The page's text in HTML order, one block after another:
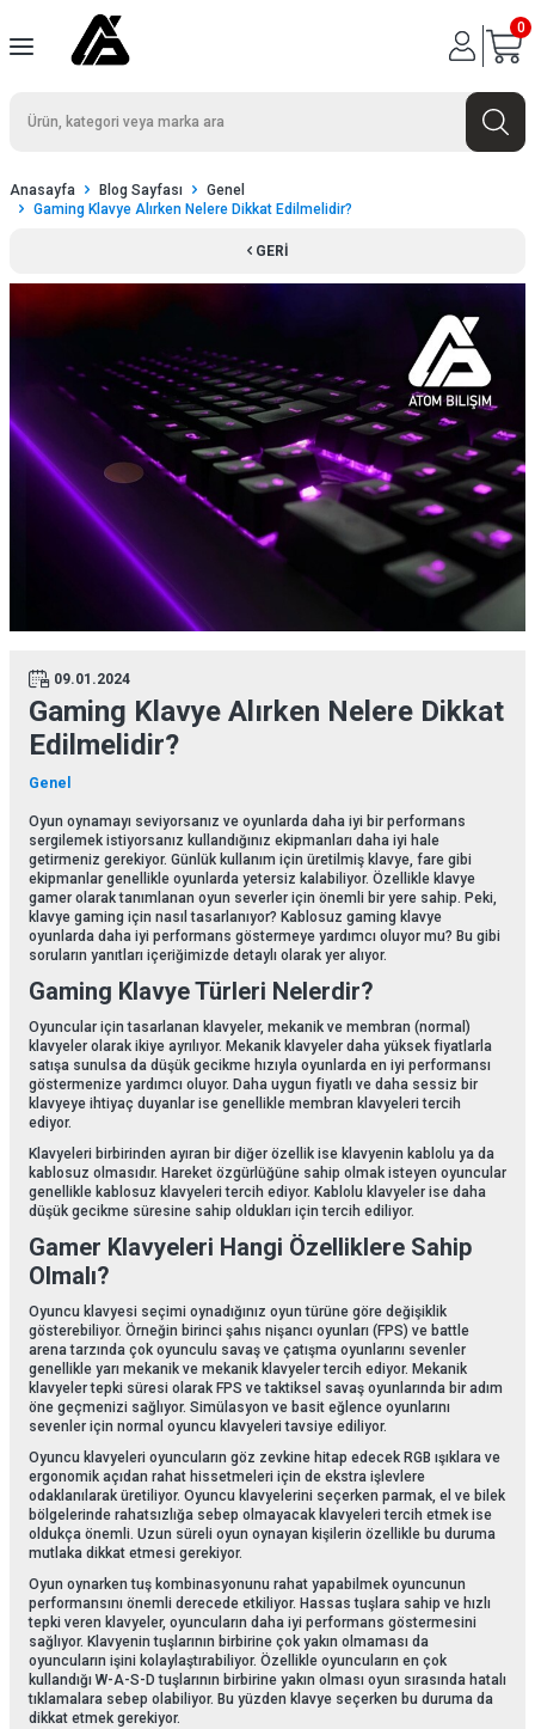
0
Anasayfa Blog Sayfası
Genel
Gaming Klavye Alırken Nelere Dikkat Edilmelidir?
GERI
09.01.2024
Gaming Klavye Alırken Nelere Dikkat
Edilmelidir?
Genel
Oyun oynamayı seviyorsanız ve oyunlarda daha iyi bir performans
sergilemek istiyorsanız kullandığınız ekipmanları daha iyi hale
getirmeniz gerekiyor. Günlük kullanım için üretilmiş klavye, fare gibi
ekipmanlar genellikle oyunlarda yetersiz kalabiliyor. Özellikle klavye
gamer olarak tanımlanan oyun severler için önemli bir yere sahip. Peki,
klavye gaming için nasıl tasarlanıyor? Kablosuz gaming klavye
oyunlarda daha iyi performans göstermeye yardımcı oluyor mu? Bu gibi
soruların yanıtları içeriğimizde detaylı olarak yer alıyor.
Gaming Klavye Türleri Nelerdir?
Oyuncular için tasarlanan klavyeler, mekanik ve membran (normal)
klavyeler olarak ikiye ayrılıyor. Mekanik klavyeler daha yüksek fiyatlarla
satışa sunulsa da düşük gecikme hızıyla oyunlarda en iyi performansı
göstermenize yardımcı oluyor. Daha uygun fiyatlı ve daha sessiz bir
klavyeye ihtiyaç duyanlar ise genellikle membran klavyeleri tercih
ediyor.
Klavyeleri birbirinden ayıran bir diğer özellik ise klavyenin kablolu ya da
kablosuz olmasıdır. Hareket özgürlüğüne sahip olmak isteyen oyuncular
genellikle kablosuz klavyeleri tercih ediyor. Kablolu klavyeler ise daha
düşük gecikme süresine sahip oldukları için tercih ediliyor.
Gamer Klavyeleri Hangi Özelliklere Sahip
Olmalı?
Oyuncu klavyesi seçimi oynadığınız oyun türüne göre değişiklik
gösterebiliyor. Örneğin birinci şahıs nişancı oyunları (FPS) ve battle
arena tarzında çok oyunculu savaş ve çatışma oyunlarını sevenler
genellikle yarı mekanik ve mekanik klavyeler tercih ediyor. Mekanik
klavyeler tepki süresi olarak FPS ve taktiksel savaş oyunlarında bir adım
öne geçmenizi sağlıyor. Simülasyon ve basit eğlence oyunlarını
sevenler için normal oyuncu klavyeleri tavsiye ediliyor.
Oyuncu klavyeleri oyuncuların göz zevkine hitap edecek RGB ışıklara ve
ergonomik açıdan rahat hissetmeleri için de ekstra işlevlere
odaklanılarak üretiliyor. Oyuncu klavyelerini seçerken parmak, el ve bilek
bölgelerinde rahatsızlığa sebep olmayacak klavyeleri tercih etmek ise
oldukça önemli. Uzun süreli oyun oynayan kişilerin özellikle bu duruma
mutlaka dikkat etmesi gerekiyor.
Oyun oynarken tuş kombinasyonunu rahat yapabilmek oyuncunun
performansını önemli derecede etkiliyor. Hassas tuşlara sahip ve hızlı
tepki veren klavyeler, oyuncuların daha iyi performans göstermesini
sağlıyor. Klavyenin tuşlarının birbirine çok yakın olmaması da
oyuncuların işini kolaylaştırabiliyor. Özellikle oyuncuların en çok
kullandığı W-A-S-D tuşlarının birbirine yakın olması oyun sırasında hatalı
tıklamalara sebep olabiliyor. Bu yüzden klavye seçerken bu duruma da
dikkat etmek gerekiyor.